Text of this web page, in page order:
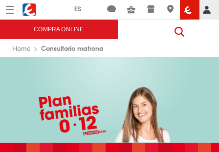
Menú Eroski
COMPRA ONLINE
Home Consultorio matrona